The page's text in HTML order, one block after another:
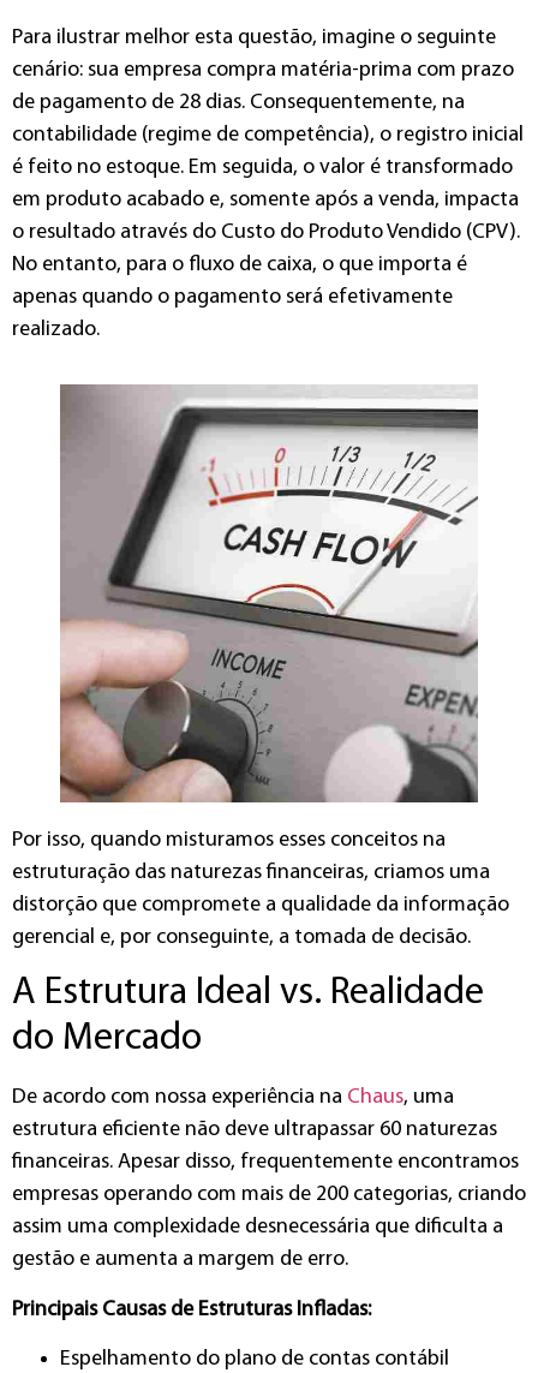
Para ilustrar melhor esta questão, imagine o seguinte
cenário: sua empresa compra matéria-prima com prazo
de pagamento de 28 dias. Consequentemente, na
contabilidade (regime de competência), o registro inicial
é feito no estoque. Em seguida, o valor é transformado
em produto acabado e, somente após a venda, impacta
o resultado através do Custo do Produto Vendido (CPV).
No entanto, para o fluxo de caixa, o que importa é
apenas quando o pagamento será efetivamente
realizado.
Por isso, quando misturamos esses conceitos na
estruturação das naturezas financeiras, criamos uma
distorção que compromete a qualidade da informação
gerencial e, por conseguinte, a tomada de decisão.
A Estrutura Ideal vs. Realidade
do Mercado
De acordo com nossa experiência na Chaus, uma
estrutura eficiente não deve ultrapassar 60 naturezas
financeiras. Apesar disso, frequentemente encontramos
empresas operando com mais de 200 categorias, criando
assim uma complexidade desnecessária que dificulta a
gestão e aumenta a margem de erro.
Principais Causas de Estruturas Infladas:
Espelhamento do plano de contas contábil